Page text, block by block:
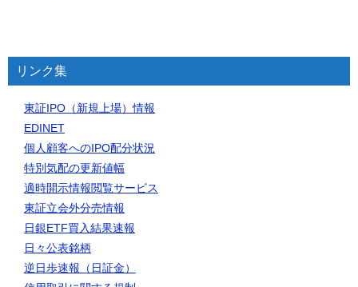
リンク集
東証IPO（新規上場）情報
EDINET
個人顧客へのIPO配分状況
特別気配の更新値幅
適時開示情報閲覧サービス
東証立会外分売情報
日銀ETF買入結果速報
日々公表銘柄
逆日歩速報（日証金）